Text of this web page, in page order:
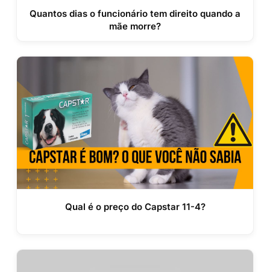
Quantos dias o funcionário tem direito quando a
mãe morre?
Qual é o preço do Capstar 11-4?